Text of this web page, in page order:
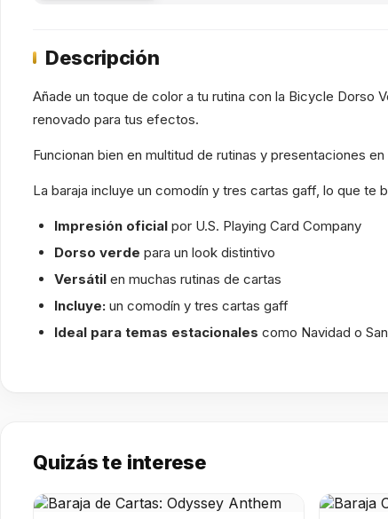
Descripción
Añade un toque de color a tu rutina con la Bicycle Dorso
renovado para tus efectos.
Funcionan bien en multitud de rutinas y presentaciones
La baraja incluye un comodín y tres cartas gaff, lo que te
Impresión oficial por U.S. Playing Card Company
Dorso verde para un look distintivo
Versátil en muchas rutinas de cartas
Incluye: un comodín y tres cartas gaff
Ideal para temas estacionales como Navidad o
Quizás te interese